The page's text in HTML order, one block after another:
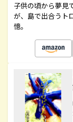
子供の頃から夢見
が、島で出合うト
憶。